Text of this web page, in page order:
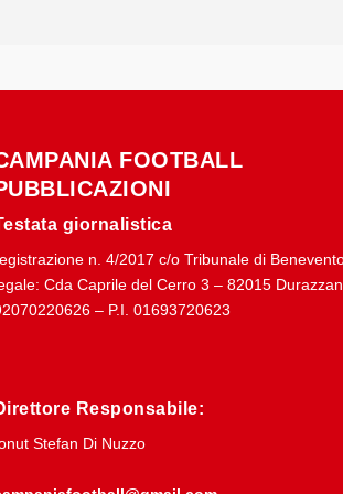
FOOTBALL
giornalistica
n. 4/2017 c/o Tribunale di
Cda Caprile del Cerro 3 – 82015
– P.I. 01693720623
Responsabile:
Stefan Di Nuzzo